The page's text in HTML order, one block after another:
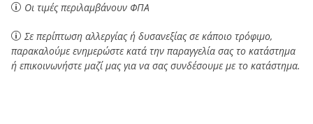
Οι τιμές περιλαμβάνουν ΦΠΑ
Σε περίπτωση αλλεργίας ή δυσανεξίας σε κάποιο τρόφιμο,
παρακαλούμε ενημερώστε κατά την παραγγελία σας το κατάστημα
ή επικοινωνήστε μαζί μας για να σας συνδέσουμε με το κατάστημα.